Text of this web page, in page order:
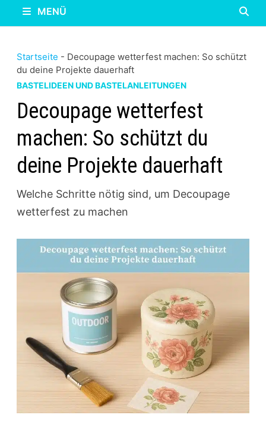
MENÜ
Startseite - Decoupage wetterfest machen: So schützt
du deine Projekte dauerhaft
BASTELIDEEN UND BASTELANLEITUNGEN
Decoupage wetterfest
machen: So schützt du
deine Projekte dauerhaft
Welche Schritte nötig sind, um Decoupage
wetterfest zu machen